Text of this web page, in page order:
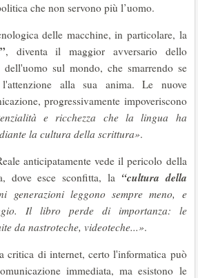
che non servono più l’uomo.
delle macchine, in particolare, la
, diventa il maggior avversario dello
dell'uomo sul mondo, che smarrendo se
l'attenzione alla sua anima. Le nuove
progressivamente impoveriscono
e ricchezza che la lingua ha
la cultura della scrittura».
anticipatamente vede il pericolo della
dove esce sconfitta, la “cultura della
generazioni leggono sempre meno, e
Il libro perde di importanza: le
da nastroteche, videoteche...».
critica di internet, certo l'informatica può
immediata, ma esistono le